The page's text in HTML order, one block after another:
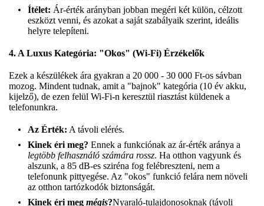
Ítélet: Ár-érték arányban jobban megéri két külön, célzott
eszközt venni, és azokat a saját szabályaik szerint, ideális
helyre telepíteni.
4. A Luxus Kategória: "Okos" (Wi-Fi) Érzékelők
Ezek a készülékek ára gyakran a 20 000 - 30 000 Ft-os sávban
mozog. Mindent tudnak, amit a "bajnok" kategória (10 év akku,
kijelző), de ezen felül Wi-Fi-n keresztül riasztást küldenek a
telefonunkra.
Az Érték: A távoli elérés.
Kinek éri meg? Ennek a funkciónak az ár-érték aránya a
legtöbb felhasználó számára rossz. Ha otthon vagyunk és
alszunk, a 85 dB-es sziréna fog felébreszteni, nem a
telefonunk pittyegése. Az "okos" funkció felára nem növeli
az otthon tartózkodók biztonságát.
Kinek éri meg mégis?Nyaraló-tulajdonosoknak (távoli